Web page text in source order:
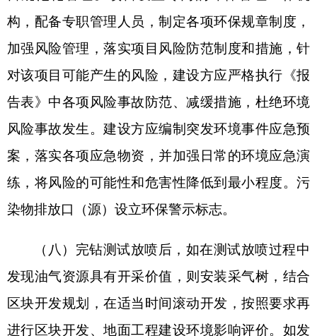
境保护自主验收监管工作机制的意见》（环执法
〔2021〕70号）要求，加强对建设项目环境保
护“三同时”及自主验收监管。
六、你公司应在收到本批复后10个工作日内，
将批准后的《报告表》送至克州生态环境局阿图什
克州生态环境局
分享: